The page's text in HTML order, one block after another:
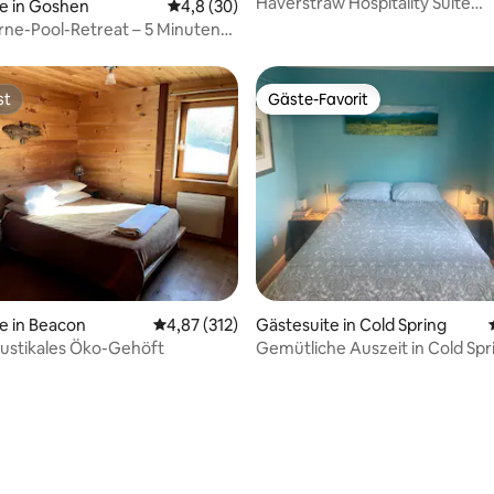
5 von 5, 67 Bewertungen
in Goshen Durchschnittliche Bewertung: 4,8 von 5,
4,8 (30)
Pool-Retreat – 5 Minuten
in Beacon Durchschnittliche Bewertung: 4,87 von 5,
4,87 (312)
Öko-Gehöft
Gäste-Favorit
Gäste-Favorit
Gästesuite in Cold Spring
Gemütliche Auszeit in Cold